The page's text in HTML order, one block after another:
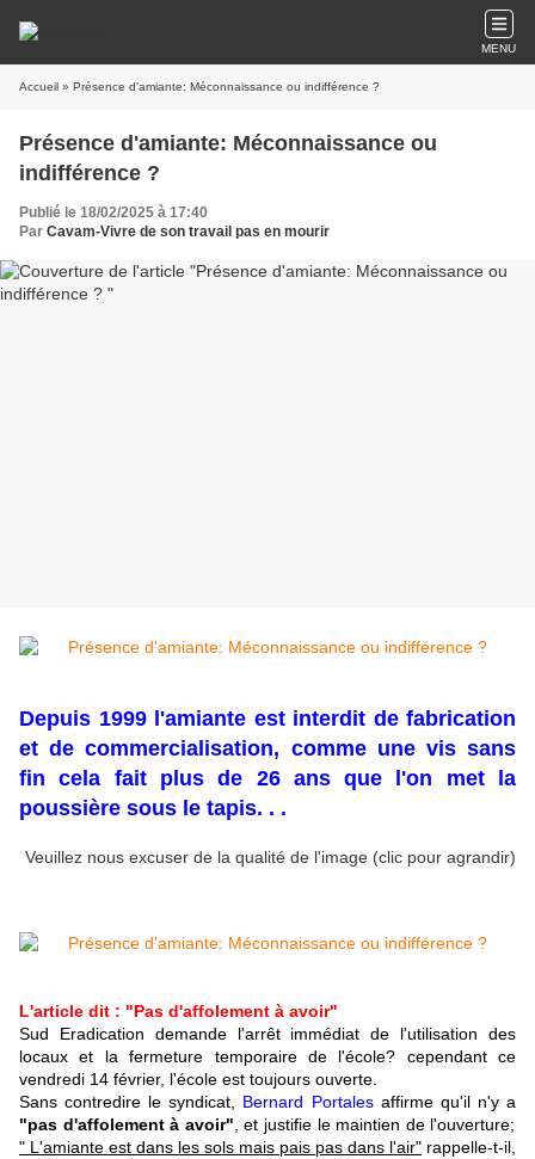
MENU
Accueil » Présence d'amiante: Méconnaissance ou indifférence ?
Présence d'amiante: Méconnaissance ou
indifférence ?
Publié le 18/02/2025 à 17:40
Par Cavam-Vivre de son travail pas en mourir
Depuis 1999 l'amiante est interdit de fabrication
et de commercialisation, comme une vis sans
fin cela fait plus de 26 ans que l'on met la
poussière sous le tapis. . .
Veuillez nous excuser de la qualité de l'image (clic pour agrandir)
L'article dit : "Pas d'affolement à avoir"
Sud Eradication demande l'arrêt immédiat de l'utilisation des
locaux et la fermeture temporaire de l'école? cependant ce
vendredi 14 février, l'école est toujours ouverte.
Sans contredire le syndicat, Bernard Portalesaffirme qu'il n'y a
"pas d'affolement à avoir" , et justifie le maintien de l'ouverture;
" L'amiante est dans les sols mais pais pas dans l'air" rappelle-t-il,